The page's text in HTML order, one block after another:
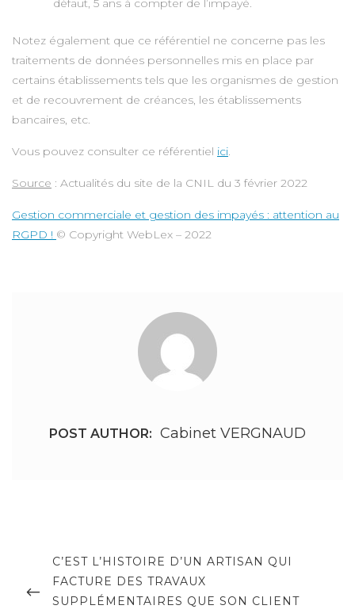
défaut, 5 ans à compter de l’impayé.
Notez également que ce référentiel ne concerne pas les
traitements de données personnelles mis en place par
certains établissements tels que les organismes de gestion
et de recouvrement de créances, les établissements
bancaires, etc.
Vous pouvez consulter ce référentiel ici.
Source : Actualités du site de la CNIL du 3 février 2022
Gestion commerciale et gestion des impayés : attention au
RGPD ! © Copyright WebLex – 2022
POST AUTHOR: Cabinet VERGNAUD
l’article
PREVIOUS
POST
C’EST L’HISTOIRE D’UN ARTISAN QUI
FACTURE DES TRAVAUX
SUPPLÉMENTAIRES QUE SON CLIENT